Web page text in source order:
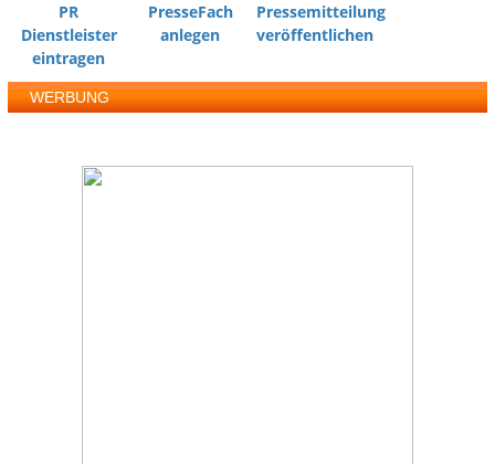
PR
Dienstleister
eintragen
PresseFach
anlegen
Pressemitteilung
veröffentlichen
WERBUNG